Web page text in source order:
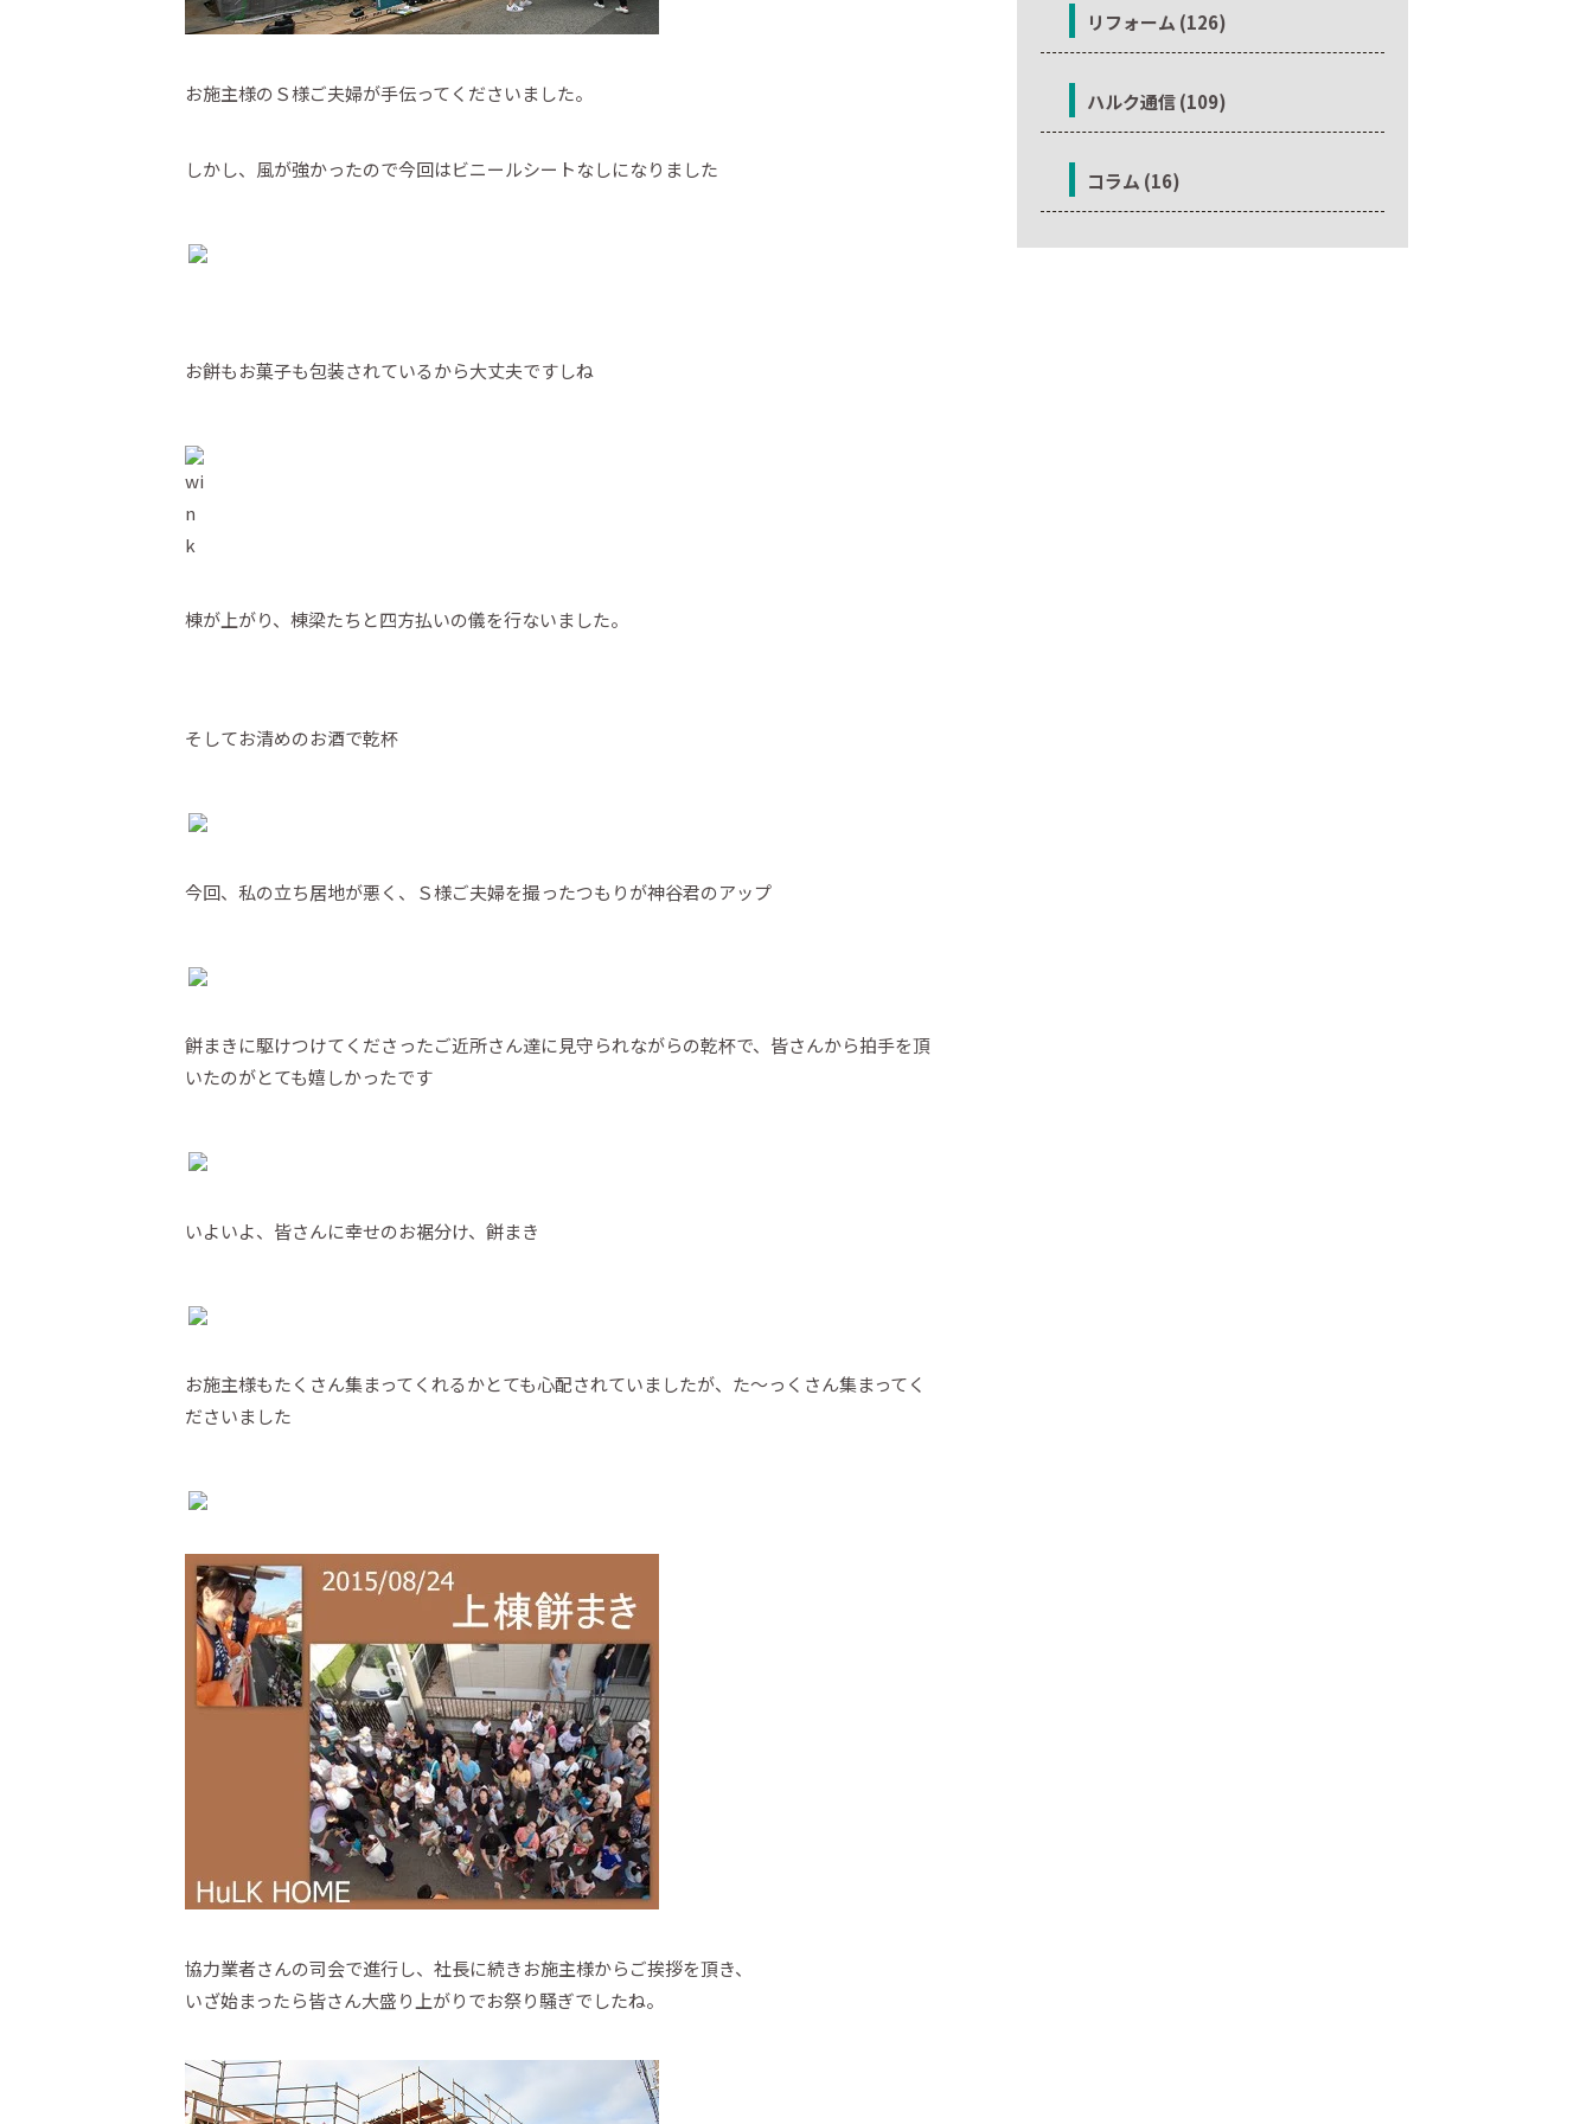
お施主様のＳ様ご夫婦が手伝ってくださいました。
しかし、風が強かったので今回はビニールシートなしになりました
お餅もお菓子も包装されているから大丈夫ですしね
棟が上がり、棟梁たちと四方払いの儀を行ないました。
そしてお清めのお酒で乾杯
今回、私の立ち居地が悪く、Ｓ様ご夫婦を撮ったつもりが神谷君のアップ
餅まきに駆けつけてくださったご近所さん達に見守られながらの乾杯で、皆さんから拍手を頂
いたのがとても嬉しかったです
いよいよ、皆さんに幸せのお裾分け、餅まき
お施主様もたくさん集まってくれるかとても心配されていましたが、た～っくさん集まってく
ださいました
協力業者さんの司会で進行し、社長に続きお施主様からご挨拶を頂き、
いざ始まったら皆さん大盛り上がりでお祭り騒ぎでしたね。
リフォーム (126)
ハルク通信 (109)
コラム (16)